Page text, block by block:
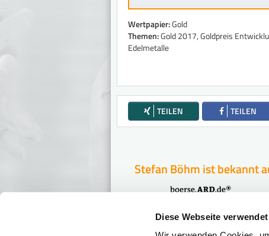
Diese Webseite
Wertpapier:Gold
Themen:Gold 2017, Goldpreis
Edelmetalle
TEILEN TEILEN
Stefan Böhm ist bekannt